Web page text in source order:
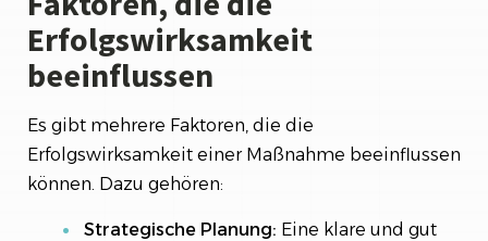
Erfolgswirksamkeit
beeinflussen
Es gibt mehrere Faktoren, die die
Erfolgswirksamkeit einer Maßnahme beeinflussen
können. Dazu gehören:
Strategische Planung: Eine klare und gut